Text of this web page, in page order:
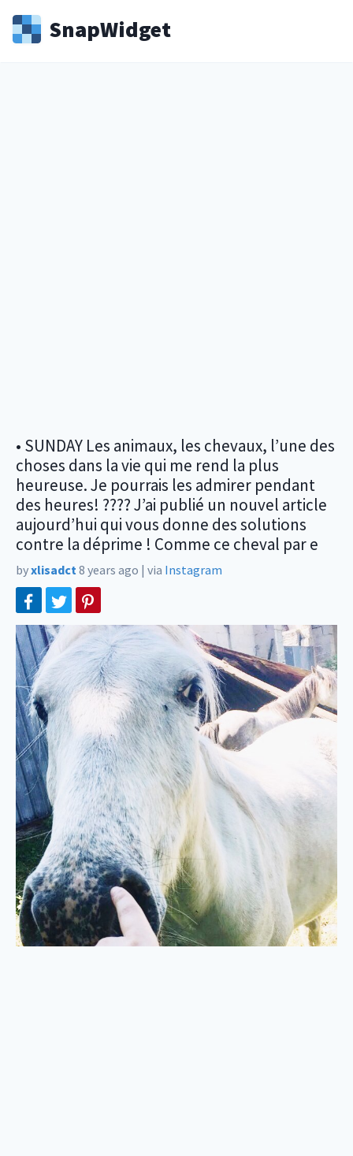
SnapWidget
• SUNDAY Les animaux, les chevaux, l’une des
choses dans la vie qui me rend la plus
heureuse. Je pourrais les admirer pendant
des heures! ???? J’ai publié un nouvel article
aujourd’hui qui vous donne des solutions
contre la déprime ! Comme ce cheval par e
byxlisadct8 years ago | via Instagram